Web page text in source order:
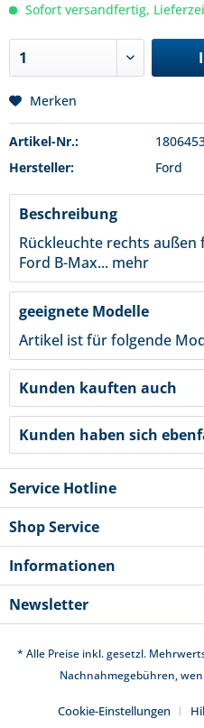
Sofort versandfertig,
Merken
Artikel-Nr.:
Hersteller:
Ford
Beschreibung
Rückleuchte rechts
Ford B-Max... mehr
geeignete Modelle
Artikel ist für folgende
Kunden kauften auch
Kunden haben sich
Service Hotline
Shop Service
Informationen
Newsletter
* Alle Preise inkl. gesetzl.
Nachnahmegebühren,
Cookie-Einstellungen